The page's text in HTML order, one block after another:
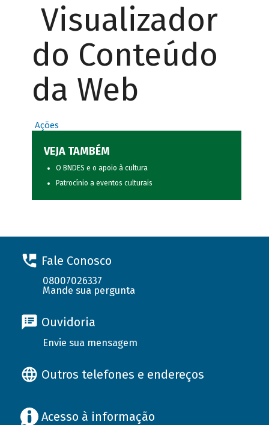
Visualizador
do Conteúdo
da Web
Ações
VEJA TAMBÉM
O BNDES e o apoio à cultura
Patrocínio a eventos culturais
Fale Conosco
08007026337
Mande sua pergunta
Ouvidoria
Envie sua mensagem
Outros telefones e endereços
Acesso à informação